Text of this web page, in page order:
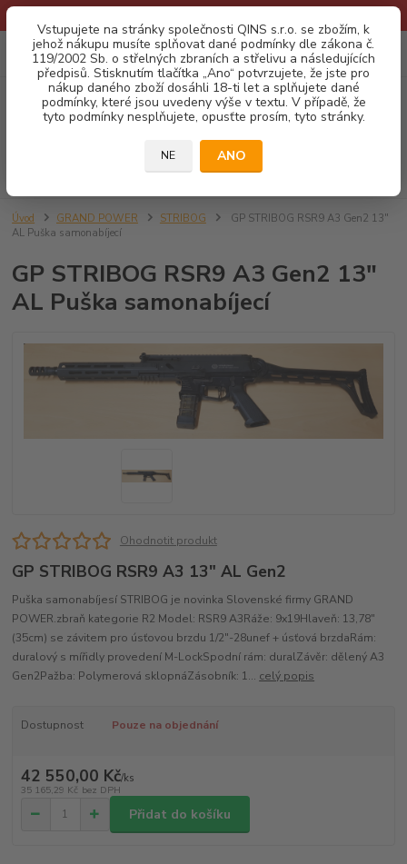
Vstupujete na stránky společnosti QINS s.r.o. se zbožím, k
jehož nákupu musíte splňovat dané podmínky dle zákona č.
119/2002 Sb. o střelných zbraních a střelivu a následujících
předpisů. Stisknutím tlačítka „Ano“ potvrzujete, že jste pro
nákup daného zboží dosáhli 18-ti let a splňujete dané
podmínky, které jsou uvedeny výše v textu. V případě, že
tyto podmínky nesplňujete, opusťte prosím, tyto stránky.
NE ANO
Menu
CZK 0
za0,00 Kč
Úvod GRAND POWER STRIBOG
GP STRIBOG RSR9 A3 Gen2 13"
AL Puška samonabíjecí
GP STRIBOG RSR9 A3 Gen2 13"
AL Puška samonabíjecí
Ohodnotit produkt
GP STRIBOG RSR9 A3 13" AL Gen2
Puška samonabíjesí STRIBOG je novinka Slovenské firmy GRAND
POWER.zbraň kategorie R2 Model: RSR9 A3Ráže: 9x19Hlaveň: 13,78"
(35cm) se závitem pro úsťovou brzdu 1/2"-28unef + úsťová brzdaRám:
duralový s mířidly provedení M-LockSpodní rám: duralZávěr: dělený A3
Gen2Pažba: Polymerová sklopnáZásobník: 1... celý popis
Dostupnost Pouze na objednání
42 550,00 Kč/ks
35 165,29 Kč bez DPH
Přidat do košíku